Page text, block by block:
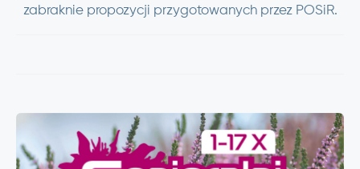
zabraknie propozycji przygotowanych przez POSiR.